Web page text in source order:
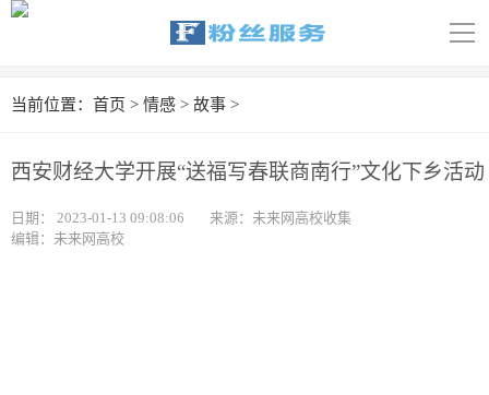
导
首页
汽车
当前位置： 首页 > 情感 > 故事 >
西安财经大学开展“送福写春联商南行”文化下乡活动
日期： 2023-01-13 09:08:06
来源：未来网高校收集
编辑：未来网高校